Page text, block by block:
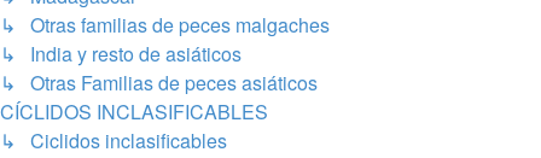
↳ Otras familias de peces malgaches
↳ India y resto de asiáticos
↳ Otras Familias de peces asiáticos
CÍCLIDOS INCLASIFICABLES
↳ Ciclidos inclasificables